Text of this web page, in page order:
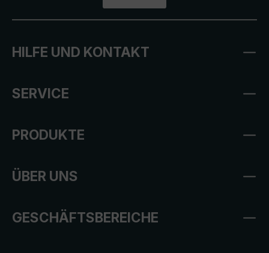
HILFE UND KONTAKT
SERVICE
PRODUKTE
ÜBER UNS
GESCHÄFTSBEREICHE